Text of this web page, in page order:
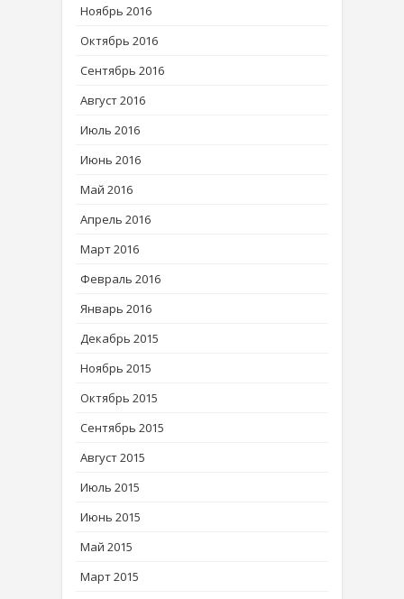
Ноябрь 2016
Октябрь 2016
Сентябрь 2016
Август 2016
Июль 2016
Июнь 2016
Май 2016
Апрель 2016
Март 2016
Февраль 2016
Январь 2016
Декабрь 2015
Ноябрь 2015
Октябрь 2015
Сентябрь 2015
Август 2015
Июль 2015
Июнь 2015
Май 2015
Март 2015